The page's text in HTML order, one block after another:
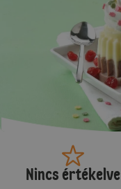
Nincs értékelve